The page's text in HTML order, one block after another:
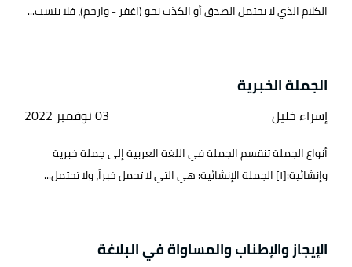
الكلام الذي لا يحتمل الصدق أو الكذب نحو (اغفر - وارحم)، فلا ينسب...
الجملة الخبرية
إسراء خليل 03 نوفمبر 2022
أنواع الجملة تنقسم الجملة في اللغة العربية إلى جملة خبرية
وإنشائية:[١] الجملة الإنشائية: هي التي لا تحمل خبراً، ولا تحتمل...
الإيجاز والإطناب والمساواة في البلاغة